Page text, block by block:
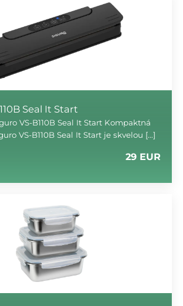
Seal It Start
VS-B110B Seal It Start Kompaktná
VS-B110B Seal It Start je skvelou […]
29 EUR